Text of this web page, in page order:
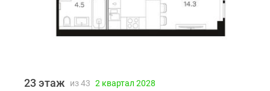
23 этаж из 43 2 квартал 2028